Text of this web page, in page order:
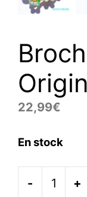
22,99€
En stock
- +